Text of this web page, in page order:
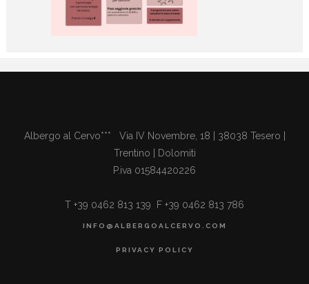
Albergo al Cervo*** Via IV Novembre, 18 | 38038 Tesero |
Trentino | Dolomiti
P.iva 01584420226
T +39 0462 813 139 F +39 0462 813 786
INFO@ALBERGOALCERVO.COM
PRIVACY POLICY